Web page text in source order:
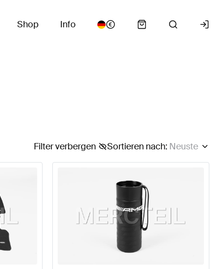
Shop Info
Sortieren nach: Neuste
Filter verbergen
W177 Tuning- und Performanceteile